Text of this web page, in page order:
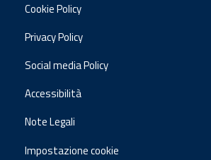
Cookie Policy
Privacy Policy
Social media Policy
Accessibilità
Note Legali
Impostazione cookie